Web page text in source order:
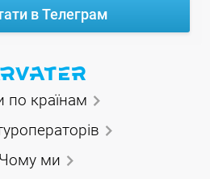
в Телеграм
по країнам
Чому ми